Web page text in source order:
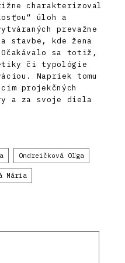
charakterizoval
úloh a
prevažne
stavbe, kde žena
sa totiž,
či typológie
Napriek tomu
projekčných
a za svoje diela
Ondreičková Oľga
Mária